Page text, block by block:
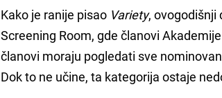
Kako je ranije pisao Variety,
Screening Room, gde članovi
članovi moraju pogledati sve
Dok to ne učine, ta kategorija ostaje